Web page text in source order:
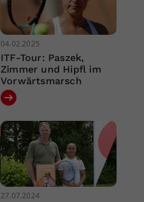
04.02.2025
ITF-Tour: Paszek,
Zimmer und Hipfl im
Vorwärtsmarsch
27.07.2024